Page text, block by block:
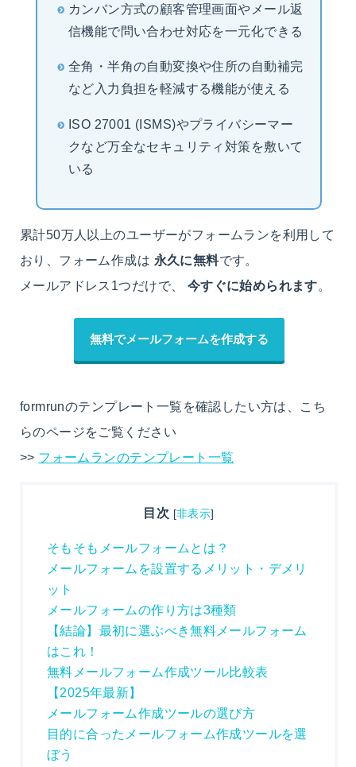
カンバン方式の顧客管理画面やメール返
信機能で問い合わせ対応を一元化できる
全角・半角の自動変換や住所の自動補完
など入力負担を軽減する機能が使える
ISO 27001 (ISMS)やプライバシーマー
クなど万全なセキュリティ対策を敷いて
いる
累計50万人以上のユーザーがフォームランを利用して
おり、フォーム作成は 永久に無料です。
メールアドレス1つだけで、 今すぐに始められます。
無料でメールフォームを作成する
formrunのテンプレート一覧を確認したい方は、こち
らのページをご覧ください
>> フォームランのテンプレート一覧
目次 [非表示]
そもそもメールフォームとは？
メールフォームを設置するメリット・デメリ
ット
メールフォームの作り方は3種類
【結論】最初に選ぶべき無料メールフォーム
はこれ！
無料メールフォーム作成ツール比較表
【2025年最新】
メールフォーム作成ツールの選び方
目的に合ったメールフォーム作成ツールを選
ぼう